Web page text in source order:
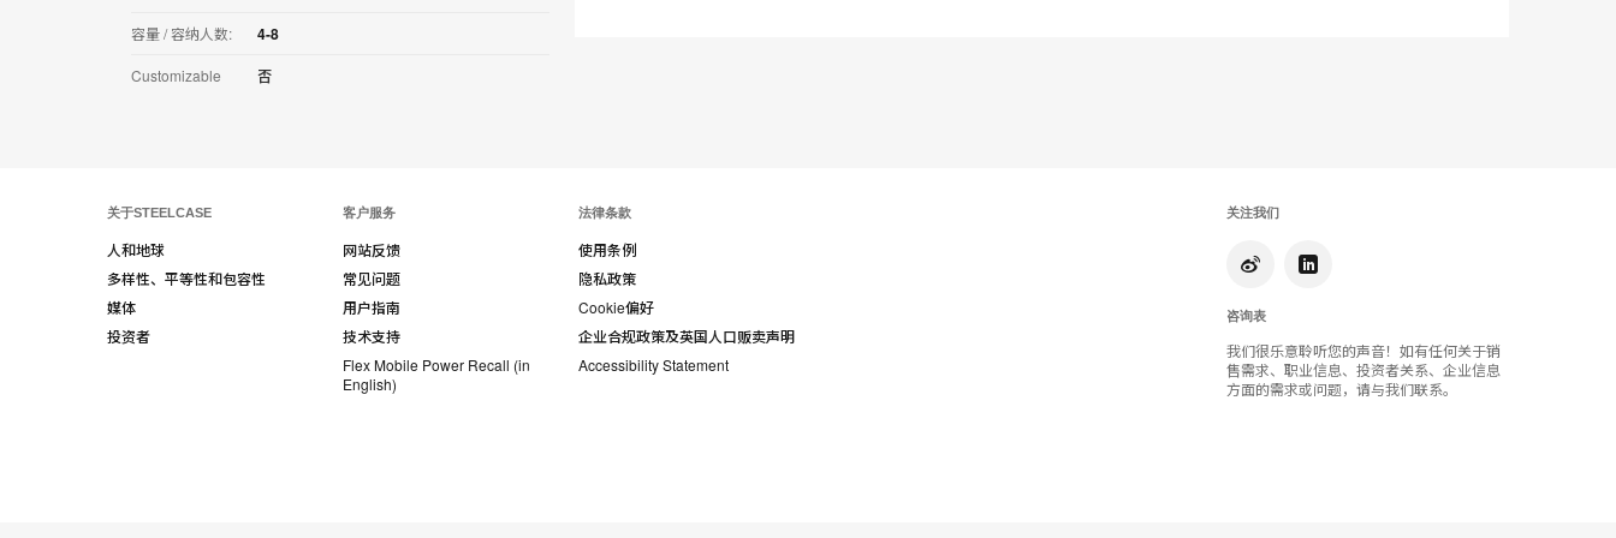
容量 / 容纳人数: 4-8
Customizable 否
关于STEELCASE
人和地球
多样性、平等性和包容性
媒体
投资者
客户服务
网站反馈
常见问题
用户指南
技术支持
Flex Mobile Power Recall (in
English)
法律条款
使用条例
隐私政策
Cookie偏好
企业合规政策及英国人口贩卖声明
Accessibility Statement
关注我们
咨询表
我们很乐意聆听您的声音！如有任何关于销
售需求、职业信息、投资者关系、企业信息
方面的需求或问题，请与我们联系。